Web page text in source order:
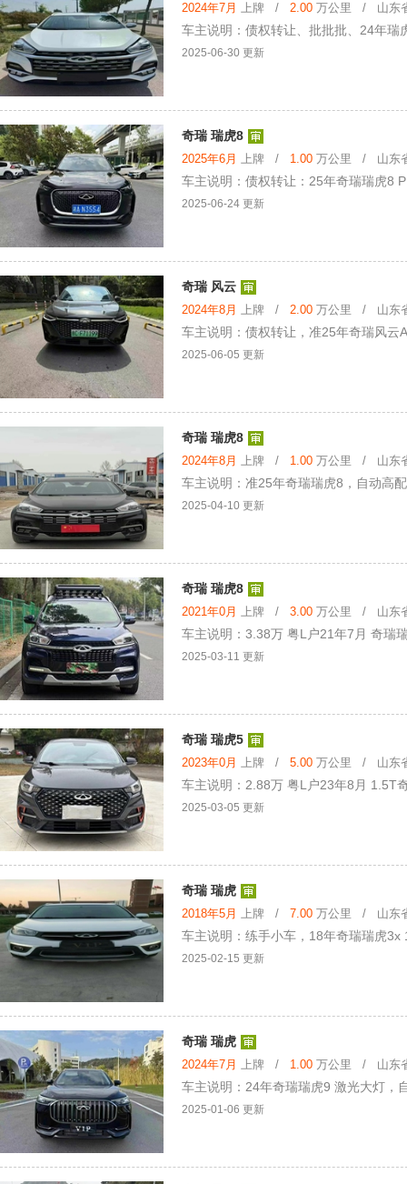
2024年7月 上牌 / 2.00 万公里 / 山东省
车主说明：债权转让、批批批、24年
2025-06-30 更新
奇瑞 瑞虎8
2025年6月 上牌 / 1.00 万公里 / 山东省
车主说明：债权转让：25年奇瑞瑞虎8
2025-06-24 更新
奇瑞 风云
2024年8月 上牌 / 2.00 万公里 / 山东省
车主说明：债权转让，准25年奇瑞风
2025-06-05 更新
奇瑞 瑞虎8
2024年8月 上牌 / 1.00 万公里 / 山东省
车主说明：准25年奇瑞瑞虎8，自动高
2025-04-10 更新
奇瑞 瑞虎8
2021年0月 上牌 / 3.00 万公里 / 山东省
车主说明：3.38万 粤L户21年7月 奇瑞
2025-03-11 更新
奇瑞 瑞虎5
2023年0月 上牌 / 5.00 万公里 / 山东省
车主说明：2.88万 粤L户23年8月 1.5T
2025-03-05 更新
奇瑞 瑞虎
2018年5月 上牌 / 7.00 万公里 / 山东省
车主说明：练手小车，18年奇瑞瑞虎
2025-02-15 更新
奇瑞 瑞虎
2024年7月 上牌 / 1.00 万公里 / 山东省
车主说明：24年奇瑞瑞虎9 激光大灯，
2025-01-06 更新